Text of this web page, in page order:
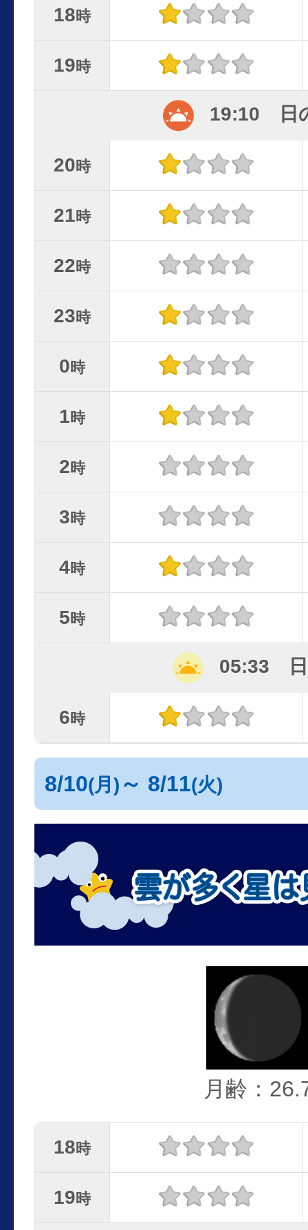
18時
19時
19:10 日
20時
21時
22時
23時
0時
1時
2時
3時
4時
5時
05:33 日
6時
8/10(月) ～ 8/11(火)
月齢：
18時
19時